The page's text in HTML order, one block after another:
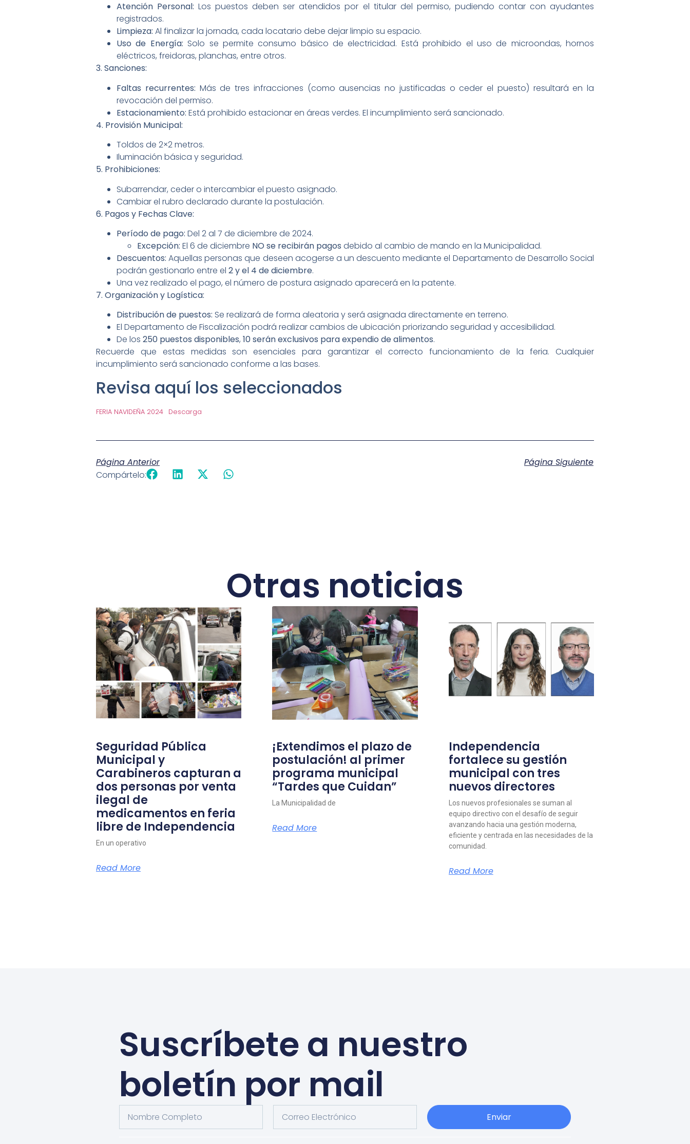
Atención Personal: Los puestos deben ser atendidos por el titular del permiso, pudiendo contar con ayudantes
registrados.
Limpieza: Al finalizar la jornada, cada locatario debe dejar limpio su espacio.
Uso de Energía: Solo se permite consumo básico de electricidad. Está prohibido el uso de microondas, hornos
eléctricos, freidoras, planchas, entre otros.
3. Sanciones:
Faltas recurrentes: Más de tres infracciones (como ausencias no justificadas o ceder el puesto) resultará en la
revocación del permiso.
Estacionamiento: Está prohibido estacionar en áreas verdes. El incumplimiento será sancionado.
4. Provisión Municipal:
Toldos de 2×2 metros.
Iluminación básica y seguridad.
5. Prohibiciones:
Subarrendar, ceder o intercambiar el puesto asignado.
Cambiar el rubro declarado durante la postulación.
6. Pagos y Fechas Clave:
Período de pago: Del 2 al 7 de diciembre de 2024.
Excepción: El 6 de diciembre NO se recibirán pagos debido al cambio de mando en la Municipalidad.
Descuentos: Aquellas personas que deseen acogerse a un descuento mediante el Departamento de Desarrollo Social
podrán gestionarlo entre el 2 y el 4 de diciembre.
Una vez realizado el pago, el número de postura asignado aparecerá en la patente.
7. Organización y Logística:
Distribución de puestos: Se realizará de forma aleatoria y será asignada directamente en terreno.
El Departamento de Fiscalización podrá realizar cambios de ubicación priorizando seguridad y accesibilidad.
De los 250 puestos disponibles, 10 serán exclusivos para expendio de alimentos.
Recuerde que estas medidas son esenciales para garantizar el correcto funcionamiento de la feria. Cualquier
incumplimiento será sancionado conforme a las bases.
Revisa aquí los seleccionados
FERIA NAVIDEÑA 2024 Descarga
Página Anterior
Página Siguiente
Compártelo:
Otras noticias
Seguridad Pública
Municipal y
Carabineros capturan a
dos personas por venta
ilegal de
medicamentos en feria
libre de Independencia
En un operativo
Read More
¡Extendimos el plazo de
postulación! al primer
programa municipal
“Tardes que Cuidan”
La Municipalidad de
Read More
Independencia
fortalece su gestión
municipal con tres
nuevos directores
Los nuevos profesionales se suman al
equipo directivo con el desafío de seguir
avanzando hacia una gestión moderna,
eficiente y centrada en las necesidades de la
comunidad.
Read More
Suscríbete a nuestro
boletín por mail
Enviar